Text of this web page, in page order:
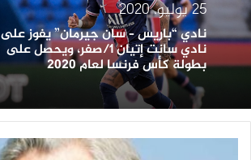
25 يوليو، 2020
نادي “باريس – سان جيرمان” يفوز على
نادي سانت إتيان 1/صفر، ويحصل على
بطولة كأس فرنسا لعام 2020